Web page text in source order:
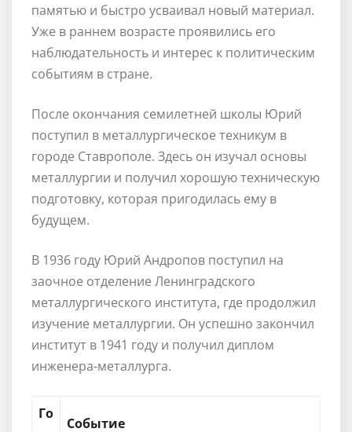
памятью и быстро усваивал новый материал.
Уже в раннем возрасте проявились его
наблюдательность и интерес к политическим
событиям в стране.
После окончания семилетней школы Юрий
поступил в металлургическое техникум в
городе Ставрополе. Здесь он изучал основы
металлургии и получил хорошую техническую
подготовку, которая пригодилась ему в
будущем.
В 1936 году Юрий Андропов поступил на
заочное отделение Ленинградского
металлургического института, где продолжил
изучение металлургии. Он успешно закончил
институт в 1941 году и получил диплом
инженера-металлурга.
Го
Событие